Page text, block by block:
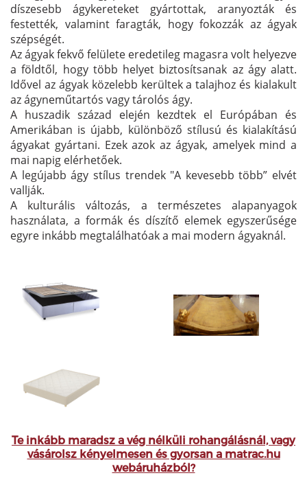
díszesebb ágykereteket gyártottak, aranyozták és
festették, valamint faragták, hogy fokozzák az ágyak
szépségét.
Az ágyak fekvő felülete eredetileg magasra volt helyezve
a földtől, hogy több helyet biztosítsanak az ágy alatt.
Idővel az ágyak közelebb kerültek a talajhoz és kialakult
az ágyneműtartós vagy tárolós ágy.
A huszadik század elején kezdtek el Európában és
Amerikában is újabb, különböző stílusú és kialakítású
ágyakat gyártani. Ezek azok az ágyak, amelyek mind a
mai napig elérhetőek.
A legújabb ágy stílus trendek "A kevesebb több” elvét
vallják.
A kulturális változás, a természetes alapanyagok
használata, a formák és díszítő elemek egyszerűsége
egyre inkább megtalálhatóak a mai modern ágyaknál.
Te inkább maradsz a vég nélküli rohangálásnál, vagy
vásárolsz kényelmesen és gyorsan a matrac.hu
webáruházból?